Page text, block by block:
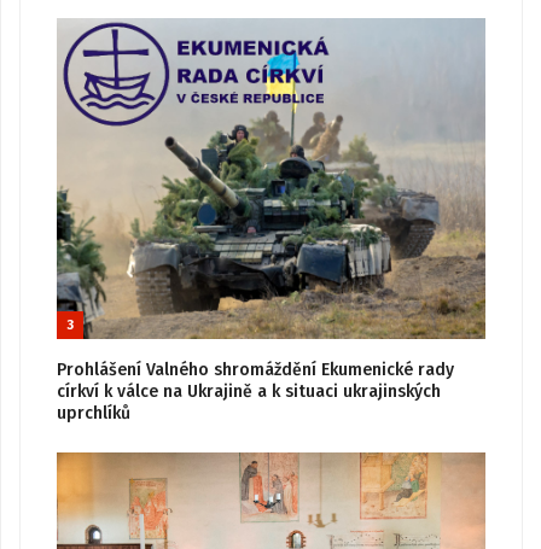
3
Prohlášení Valného shromáždění Ekumenické rady
církví k válce na Ukrajině a k situaci ukrajinských
uprchlíků